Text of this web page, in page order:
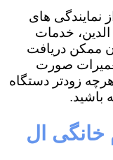
نمایندگی های
خدمات
ممکن دریافت
صورت
زودتر دستگاه
باشید.
خانگی ال